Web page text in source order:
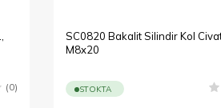
(0)
SC0820 Bakalit Silindir Kol
M8x20
STOKTA